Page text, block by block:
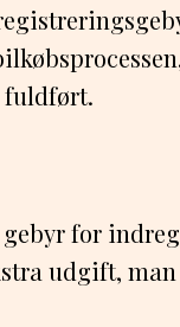
fuldført.
for
udgift,